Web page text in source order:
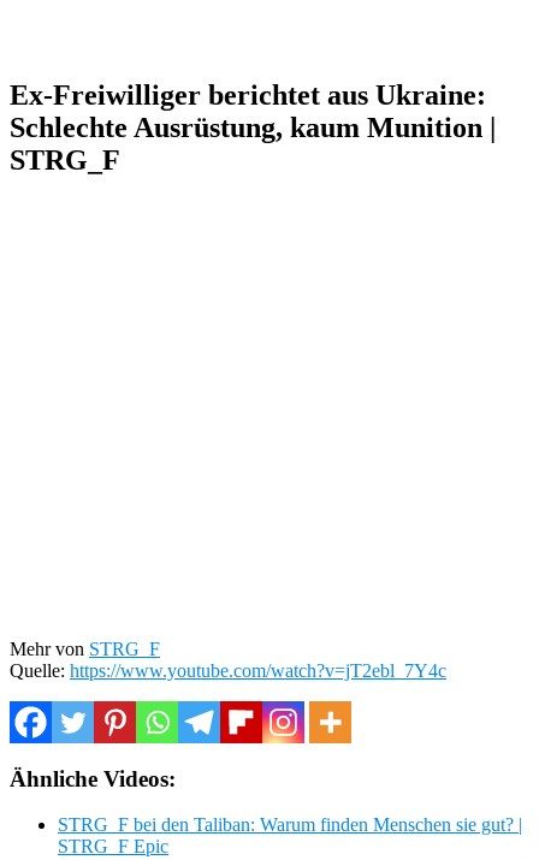
Ex-Freiwilliger berichtet aus Ukraine:
Schlechte Ausrüstung, kaum Munition |
STRG_F
Mehr von STRG_F
Quelle: https://www.youtube.com/watch?v=jT2ebl_7Y4c
Ähnliche Videos:
STRG_F bei den Taliban: Warum finden Menschen sie gut? |
STRG_F Epic